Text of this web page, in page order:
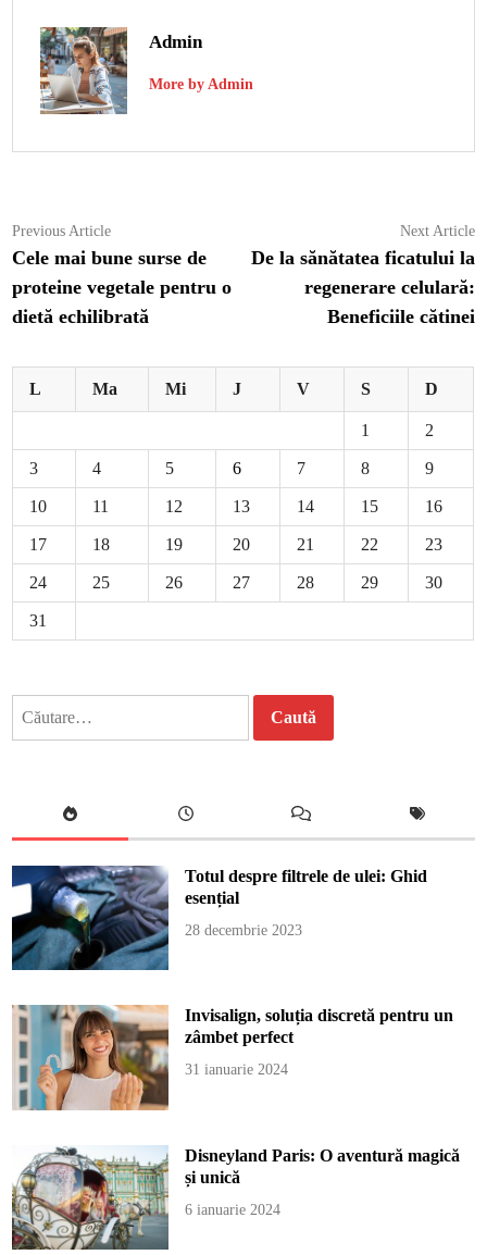
Admin
More by Admin
Navigare
în
articole
Previous ArticlePrevious
article:
Cele mai bune surse de
proteine vegetale pentru o
dietă echilibrată
Next Article
De la sănătatea ficatului la
regenerare celulară:
Beneficiile cătinei
L Ma Mi J V S D
1 2
3 4 5 6 7 8 9
10 11 12 13 14 15 16
17 18 19 20 21 22 23
24 25 26 27 28 29 30
31
Totul despre filtrele de ulei: Ghid
esențial
28 decembrie 2023
Invisalign, soluția discretă pentru un
zâmbet perfect
31 ianuarie 2024
Disneyland Paris: O aventură magică
și unică
6 ianuarie 2024